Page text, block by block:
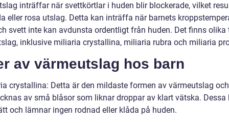
inträffar när svettkörtlar i huden blir blockerade, vilket
eller rosa utslag. Detta kan inträffa när barnets
svett inte kan avdunsta ordentligt från huden. Det finns olika
inklusive miliaria crystallina, miliaria rubra och miliaria
av värmeutslag hos barn
crystallina: Detta är den mildaste formen av värmeutslag och
av små blåsor som liknar droppar av klart vätska. Dessa
och lämnar ingen rodnad eller klåda på huden.